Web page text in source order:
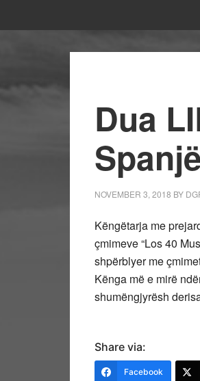
Dua
NOVEMBER 3, 2018 BY
Këngëtarja me
çmimeve “Los 40
shpërblyer me
Kënga më e mirë
shumëngjyrësh
Share via:
Facebook